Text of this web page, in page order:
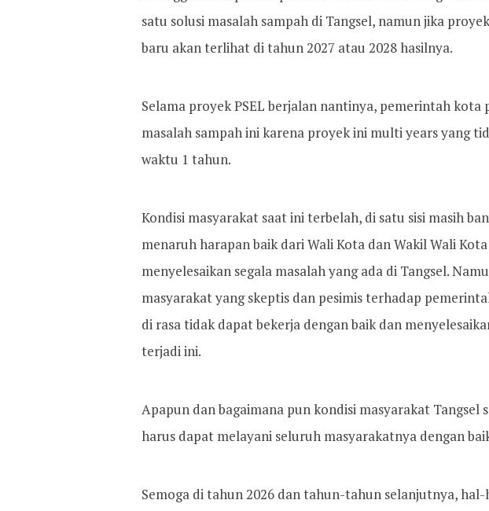
satu solusi masalah sampah di Tangsel, namun jika
baru akan terlihat di tahun 2027 atau 2028 hasilnya.
Selama proyek PSEL berjalan nantinya, pemerintah
masalah sampah ini karena proyek ini multi years yang
waktu 1 tahun.
Kondisi masyarakat saat ini terbelah, di satu sisi masih
menaruh harapan baik dari Wali Kota dan Wakil Wali
menyelesaikan segala masalah yang ada di Tangsel.
masyarakat yang skeptis dan pesimis terhadap
di rasa tidak dapat bekerja dengan baik dan
terjadi ini.
Apapun dan bagaimana pun kondisi masyarakat Tangsel
harus dapat melayani seluruh masyarakatnya dengan
Semoga di tahun 2026 dan tahun-tahun selanjutnya,